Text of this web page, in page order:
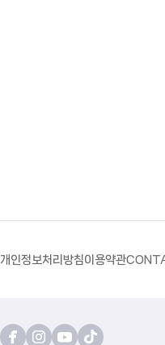
개인정보처리방침이용약관